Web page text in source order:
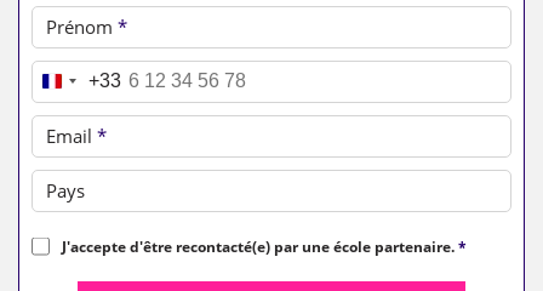
Prénom *
Téléphone *
+33
Email *
Pays
J'accepte d'être recontacté(e) par une école partenaire.*